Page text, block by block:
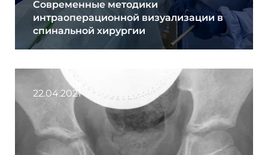
Современные методики
интраоперационной визуализации в
спинальной хирургии
22.04.2021